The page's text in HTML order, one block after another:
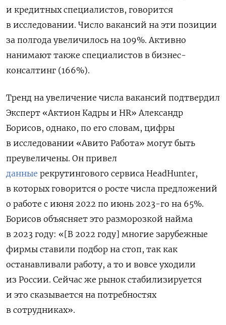
и кредитных специалистов, говорится
в исследовании. Число вакансий на эти позиции
за полгода увеличилось на 109%. Активно
нанимают также специалистов в бизнес-
консалтинг (166%).
Тренд на увеличение числа вакансий подтвердил
Эксперт «Актион Кадры и HR» Александр
Борисов, однако, по его словам, цифры
в исследовании «Авито Работа» могут быть
преувеличены. Он привел
данные рекрутингового сервиса HeadHunter,
в которых говорится о росте числа предложений
о работе с июня 2022 по июнь 2023-го на 65%.
Борисов объясняет это разморозкой найма
в 2023 году: «[В 2022 году] многие зарубежные
фирмы ставили подбор на стоп, так как
останавливали работу, а то и вовсе уходили
из России. Сейчас же рынок стабилизируется
и это сказывается на потребностях
в сотрудниках».